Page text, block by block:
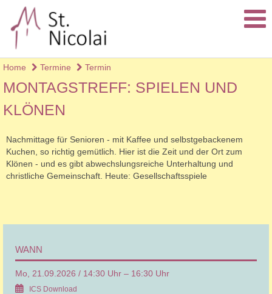
Home Termine Termin
MONTAGSTREFF: SPIELEN UND
KLÖNEN
Nachmittage für Senioren - mit Kaffee und selbstgebackenem
Kuchen, so richtig gemütlich. Hier ist die Zeit und der Ort zum
Klönen - und es gibt abwechslungsreiche Unterhaltung und
christliche Gemeinschaft. Heute: Gesellschaftsspiele
WANN
Mo, 21.09.2026 / 14:30 Uhr – 16:30 Uhr
ICS Download